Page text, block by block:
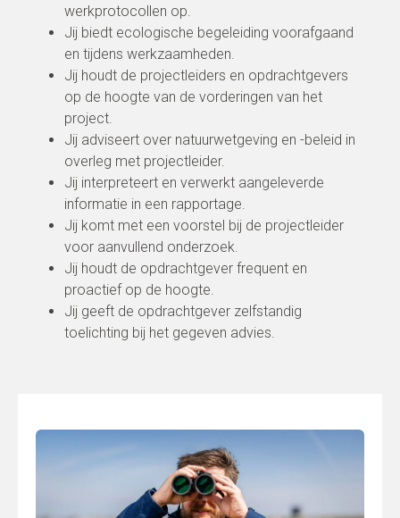
werkprotocollen op.
Jij biedt ecologische begeleiding voorafgaand
en tijdens werkzaamheden.
Jij houdt de projectleiders en opdrachtgevers
op de hoogte van de vorderingen van het
project.
Jij adviseert over natuurwetgeving en -beleid in
overleg met projectleider.
Jij interpreteert en verwerkt aangeleverde
informatie in een rapportage.
Jij komt met een voorstel bij de projectleider
voor aanvullend onderzoek.
Jij houdt de opdrachtgever frequent en
proactief op de hoogte.
Jij geeft de opdrachtgever zelfstandig
toelichting bij het gegeven advies.